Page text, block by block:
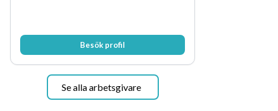
Besök profil
Se alla arbetsgivare